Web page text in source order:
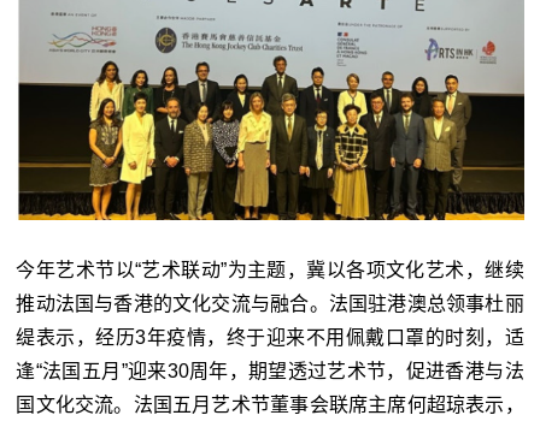
今年艺术节以“艺术联动”为主题，冀以各项文化艺术，继续
推动法国与香港的文化交流与融合。法国驻港澳总领事杜丽
缇表示，经历3年疫情，终于迎来不用佩戴口罩的时刻，适
逢“法国五月”迎来30周年，期望透过艺术节，促进香港与法
国文化交流。法国五月艺术节董事会联席主席何超琼表示，